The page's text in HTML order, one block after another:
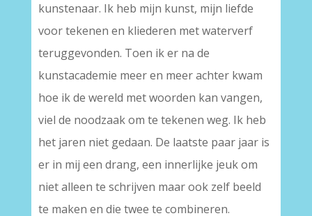
kunstenaar. Ik heb mijn kunst, mijn liefde
voor tekenen en kliederen met waterverf
teruggevonden. Toen ik er na de
kunstacademie meer en meer achter kwam
hoe ik de wereld met woorden kan vangen,
viel de noodzaak om te tekenen weg. Ik heb
het jaren niet gedaan. De laatste paar jaar is
er in mij een drang, een innerlijke jeuk om
niet alleen te schrijven maar ook zelf beeld
te maken en die twee te combineren.